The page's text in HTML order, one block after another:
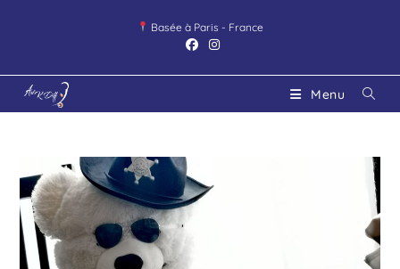
Basée à Paris - France
Menu